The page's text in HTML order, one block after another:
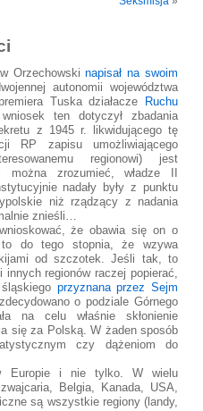
Orzechowskinapisał na swoim
autonomii województwa
Tuska działacze
Ruchu
ten dotyczył zbadania
z 1945 r. likwidującego tę
RP zapisu umożliwiającego
regionowi) jest
zrozumieć, władze II
nadały były z punktu
niż rządzący z nadania
znieśli…
że obawia się on o
do tego stopnia, że wzywa
od szczotek. Jeśli tak, to
regionów raczej popierać,
przyznana przez Sejm
o podziale Górnego
na celu właśnie skłonienie
się za Polską. W żaden sposób
czy dążeniom do
Europie i nie tylko. W wielu
Belgia, Kanada, USA,
są wszystkie regiony (landy,